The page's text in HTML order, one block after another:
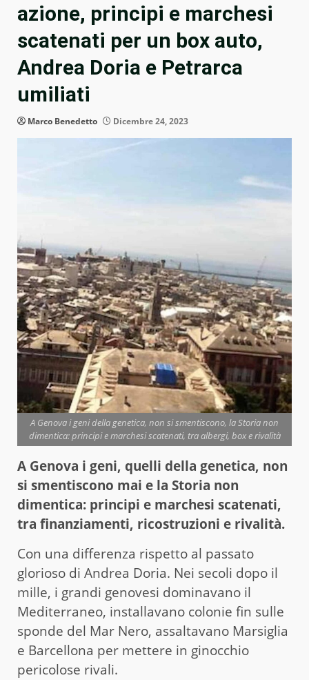
azione, principi e marchesi
scatenati per un box auto,
Andrea Doria e Petrarca
umiliati
Marco Benedetto Dicembre 24, 2023
A Genova i geni della genetica, non si smentiscono, la Storia non
dimentica: principi e marchesi scatenati, tra albergi, box e rivalità
A Genova i geni, quelli della genetica, non
si smentiscono mai e la Storia non
dimentica: principi e marchesi scatenati,
tra finanziamenti, ricostruzioni e rivalità.
Con una differenza rispetto al passato
glorioso di Andrea Doria. Nei secoli dopo il
mille, i grandi genovesi dominavano il
Mediterraneo, installavano colonie fin sulle
sponde del Mar Nero, assaltavano Marsiglia
e Barcellona per mettere in ginocchio
pericolose rivali.